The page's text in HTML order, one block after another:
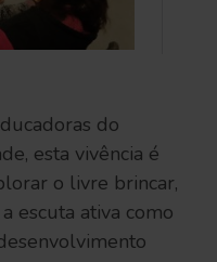
do
esta vivência é
o livre brincar,
escuta ativa como